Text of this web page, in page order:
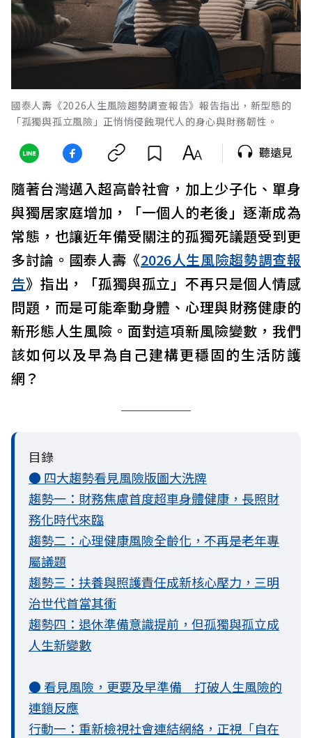
國泰人壽《2026人生風險趨勢調查報告》報告指出，新型態的
「孤獨與孤立風險」正悄悄侵蝕現代人的身心與財務韌性。
聽遠見
隨著台灣邁入超高齡社會，加上少子化、單身
與獨居家庭增加，「一個人的老後」逐漸成為
常態，也讓近年備受關注的孤獨死議題受到更
多討論。國泰人壽《2026人生風險趨勢調查報
告》指出，「孤獨與孤立」不再只是個人情感
問題，而是可能牽動身體、心理與財務健康的
新形態人生風險。面對這項新風險變數，我們
該如何以及早為自己建構更穩固的生活防護
網？
目錄
● 四大趨勢看見風險版圖大洗牌
趨勢一：財務焦慮首度超車身體健康，長照財
務化時代來臨
趨勢二：心理健康風險全齡化，不再是老年專
屬議題
趨勢三：扶養與照護責任成新核心壓力，三明
治世代首當其衝
趨勢四：退休準備意識提前，但孤獨與孤立成
人生新變數
● 看見風險，更要及早準備 打破人生風險的
連鎖反應
行動一：重新檢視社會連結網絡，正視「自在